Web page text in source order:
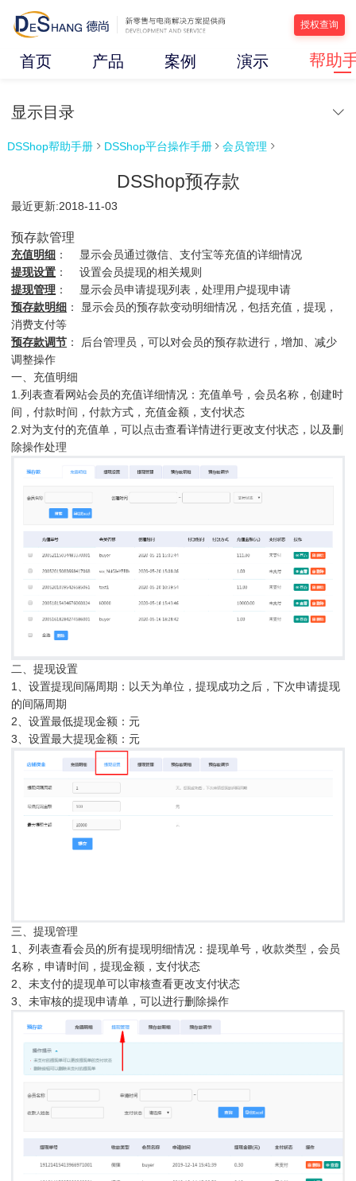
授权查询
首页 产品 案例 演示 帮助
显示目录
DSShop帮助手册  DSShop平台操作手册  会员管理 
DSShop预存款
最近更新:2018-11-03
预存款管理
充值明细 ： 显示会员通过微信、支付宝等充值的详细情况
提现设置 ： 设置会员提现的相关规则
提现管理 ： 显示会员申请提现列表，处理用户提现申请
预存款明细 ： 显示会员的预存款变动明细情况，包括充值，提现，
消费支付等
预存款调节 ： 后台管理员，可以对会员的预存款进行，增加、减少
调整操作
一、充值明细
1.列表查看网站会员的充值详细情况：充值单号，会员名称，创建时
间，付款时间，付款方式，充值金额，支付状态
2.对为支付的充值单，可以点击查看详情进行更改支付状态，以及删
除操作处理
二、提现设置
1、设置提现间隔周期：以天为单位，提现成功之后，下次申请提现
的间隔周期
2、设置最低提现金额：元
3、设置最大提现金额：元
三、提现管理
1、列表查看会员的所有提现明细情况：提现单号，收款类型，会员
名称，申请时间，提现金额，支付状态
2、未支付的提现单可以审核查看更改支付状态
3、未审核的提现申请单，可以进行删除操作